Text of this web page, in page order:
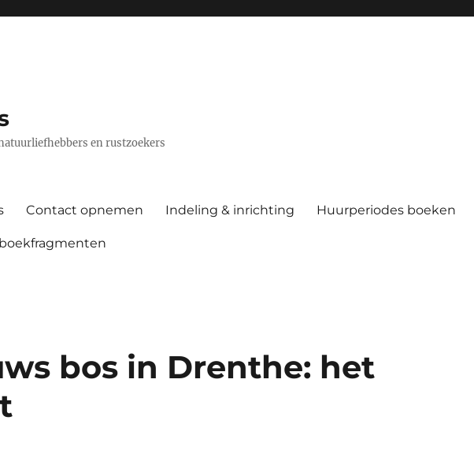
en rustzoekers
Contact opnemen Indeling & inrichting Huurperiodes boeken
bos in Drenthe: het